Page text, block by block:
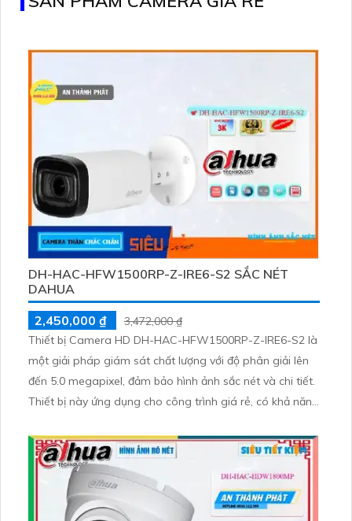
DH-HAC-HFW1500RP-Z-IRE6-S2 SẮC NÉT
DAHUA
2,450,000 ₫
3,472,000 ₫
Thiết bị Camera HD DH-HAC-HFW1500RP-Z-IRE6-S2 là
một giải pháp giám sát chất lượng với độ phân giải lên
đến 5.0 megapixel, đảm bảo hình ảnh sắc nét và chi tiết.
Thiết bị này ứng dụng cho công trình giá rẻ, có khả năng